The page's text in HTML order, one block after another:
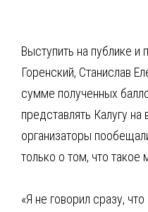
Выступить на публике и
Горенский, Станислав
сумме полученных
представлять Калугу
организаторы
только о том, что такое
«Я не говорил сразу,